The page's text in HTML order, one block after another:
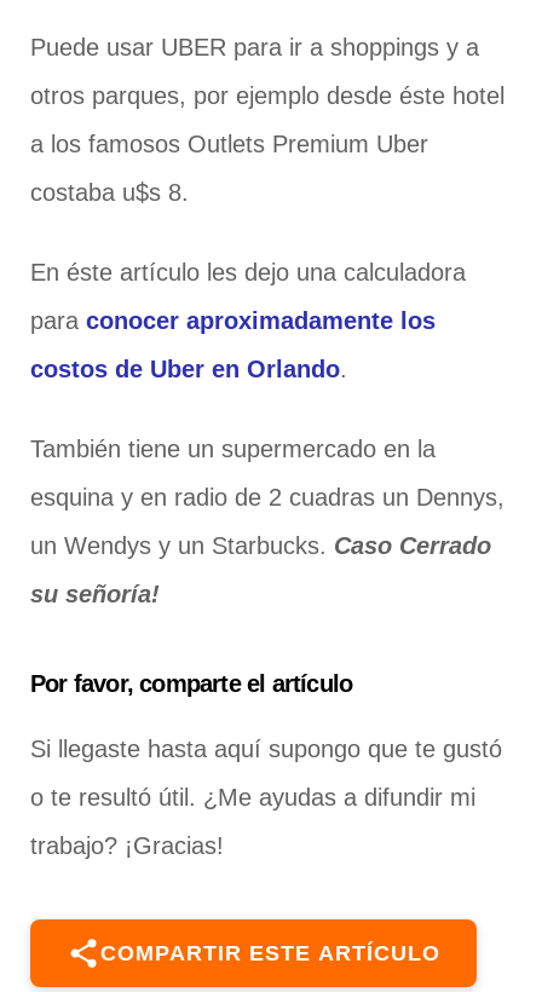
Puede usar UBER para ir a shoppings y a
otros parques, por ejemplo desde éste hotel
a los famosos Outlets Premium Uber
costaba u$s 8.
En éste artículo les dejo una calculadora
para conocer aproximadamente los
costos de Uber en Orlando.
También tiene un supermercado en la
esquina y en radio de 2 cuadras un Dennys,
un Wendys y un Starbucks. Caso Cerrado
su señoría!
Por favor, comparte el artículo
Si llegaste hasta aquí supongo que te gustó
o te resultó útil. ¿Me ayudas a difundir mi
trabajo? ¡Gracias!
COMPARTIR ESTE ARTÍCULO